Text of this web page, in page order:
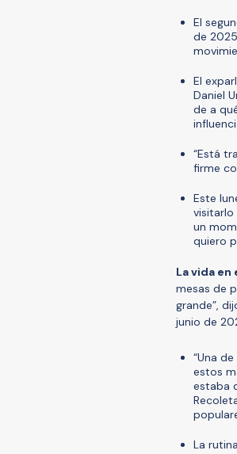
El
de
El
Daniel
de a
“Está
firme
Este
visitarlo
un
quiero
La vida en
mesas de
grande”,
junio de
“Una
estos
estaba
La